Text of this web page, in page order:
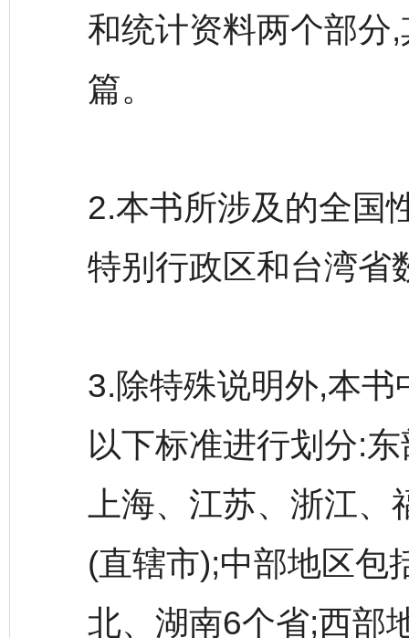
和统计资料两个部分
篇。
2.本书所涉及的全国
特别行政区和台湾省
3.除特殊说明外,本
以下标准进行划分:
上海、江苏、浙江
(直辖市);中部地区包
北、湖南6个省;西部